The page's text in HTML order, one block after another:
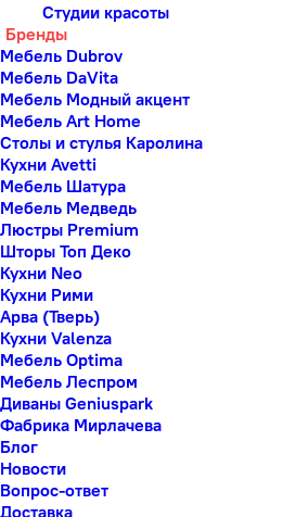
Студии красоты
Бренды
Мебель Dubrov
Мебель DaVita
Мебель Модный акцент
Мебель Art Home
Столы и стулья Каролина
Кухни Avetti
Мебель Шатура
Мебель Медведь
Люстры Premium
Шторы Топ Деко
Кухни Neo
Кухни Рими
Арва (Тверь)
Кухни Valenza
Мебель Optima
Мебель Леспром
Диваны Geniuspark
Фабрика Мирлачева
Блог
Новости
Вопрос-ответ
Доставка